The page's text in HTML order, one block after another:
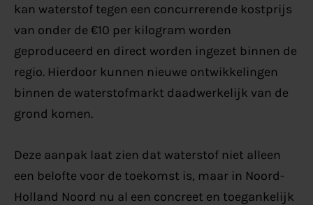
kan waterstof tegen een concurrerende kostprijs
van onder de €10 per kilogram worden
geproduceerd en direct worden ingezet binnen de
regio. Hierdoor kunnen nieuwe ontwikkelingen
binnen de waterstofmarkt daadwerkelijk van de
grond komen.
Deze aanpak laat zien dat waterstof niet alleen
een belofte voor de toekomst is, maar in Noord-
Holland Noord nu al een concreet en toegankelijk